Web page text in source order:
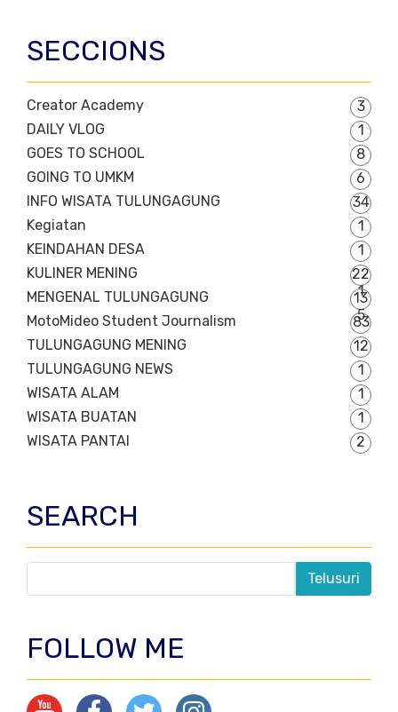
SECCIONS
Creator Academy
3
DAILY VLOG
1
GOES TO SCHOOL
8
GOING TO UMKM
6
INFO WISATA TULUNGAGUNG
34
Kegiatan
1
KEINDAHAN DESA
1
KULINER MENING
22
1
MENGENAL TULUNGAGUNG
13
5
MotoMideo Student Journalism
83
TULUNGAGUNG MENING
12
TULUNGAGUNG NEWS
1
WISATA ALAM
1
WISATA BUATAN
1
WISATA PANTAI
2
SEARCH
FOLLOW ME